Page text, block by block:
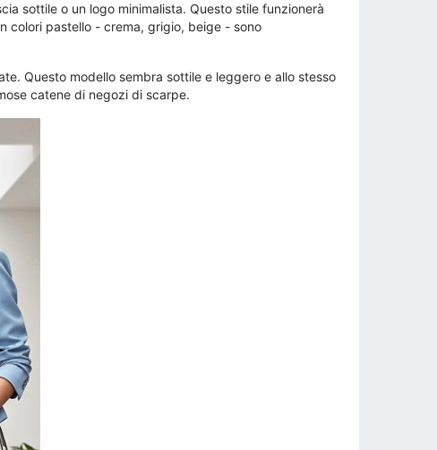
sottile o un logo minimalista. Questo stile funzionerà
colori pastello - crema, grigio, beige - sono
Questo modello sembra sottile e leggero e allo stesso
catene di negozi di scarpe.